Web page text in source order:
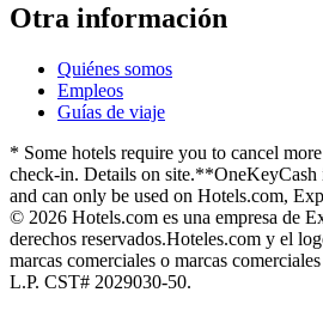
Otra información
Quiénes somos
Empleos
Guías de viaje
* Some hotels require you to cancel
check-in. Details on site.**OneKeyCash
and can only be used on Hotels.com,
© 2026 Hotels.com es una empresa de
derechos reservados.Hoteles.com y el
marcas comerciales o marcas
L.P. CST# 2029030-50.